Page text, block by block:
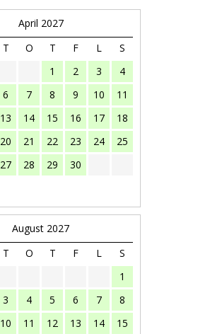
April 2027
T O T F L
S
1 2 3
4
6 7 8 9 10
11
13 14 15 16 17
18
20 21 22 23 24
25
27 28 29 30
August 2027
T O T F L
S
1
3 4 5 6 7
8
10 11 12 13 14
15